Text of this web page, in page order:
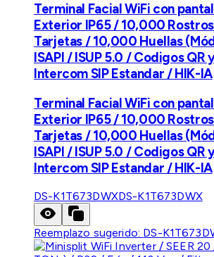
Terminal Facial WiFi con
Exterior IP65 / 10,000
Tarjetas / 10,000 Huellas
ISAPI / ISUP 5.0 / Codigos QR
Intercom SIP Estandar / HIK-IA
Terminal Facial WiFi con
Exterior IP65 / 10,000
Tarjetas / 10,000 Huellas
ISAPI / ISUP 5.0 / Codigos QR
Intercom SIP Estandar / HIK-IA
DS-K1T673DWXDS-K1T673DWX
Reemplazo sugerido: DS-